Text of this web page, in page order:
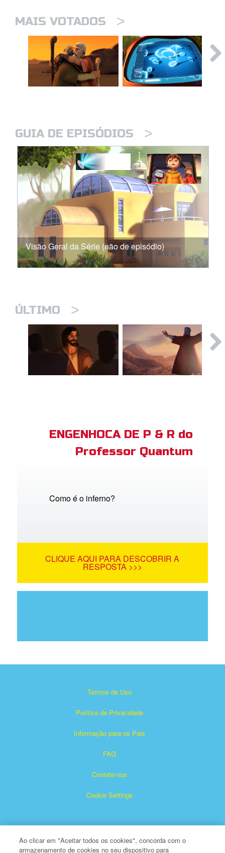
MAIS VOTADOS >
GUIA DE EPISÓDIOS >
Visão Geral da Série (não de episódio)
ÚLTIMO >
ENGENHOCA DE P & R do
Professor Quantum
Como é o inferno?
CLIQUE AQUI PARA DESCOBRIR A
RESPOSTA >>>
Termos de Uso
Política de Privacidade
Informação para os Pais
FAQ
Contate-nos
Cookie Settings
Ao clicar em "Aceitar todos os cookies", concorda com o
armazenamento de cookies no seu dispositivo para